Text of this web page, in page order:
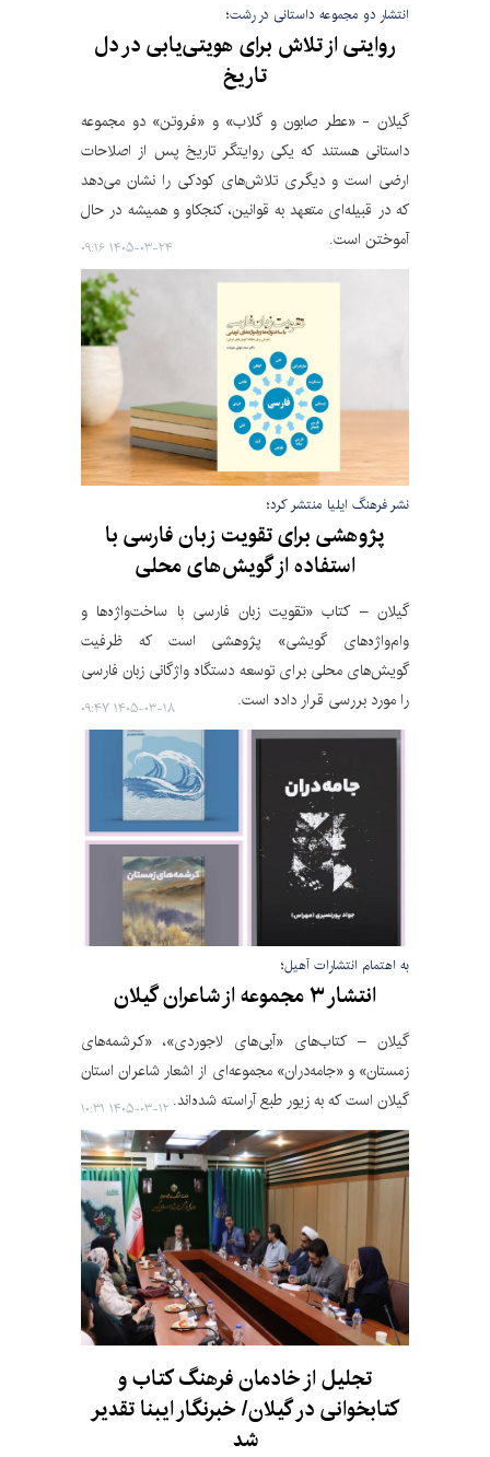
انتشار دو مجموعه داستانی در رشت؛
روایتی از تلاش برای هویتی‌یابی در دل
تاریخ
گیلان - «عطر صابون و گلاب» و «فروتن» دو مجموعه
داستانی هستند که یکی روایتگر تاریخ پس از اصلاحات
ارضی است و دیگری تلاش‌های کودکی را نشان می‌دهد
که در قبیله‌ای متعهد به قوانین، کنجکاو و همیشه در حال
آموختن است.
۱۴۰۵-۰۳-۲۴ ۰۹:۱۶
نشر فرهنگ ایلیا منتشر کرد؛
پژوهشی برای تقویت زبان فارسی با
استفاده از گویش‌های محلی
گیلان – کتاب «تقویت زبان فارسی با ساخت‌واژه‌ها و
وام‌واژه‌های گویشی» پژوهشی است که ظرفیت
گویش‌های محلی برای توسعه دستگاه واژگانی زبان فارسی
را مورد بررسی قرار داده است.
۱۴۰۵-۰۳-۱۸ ۰۹:۴۷
به اهتمام انتشارات آهیل؛
انتشار ۳ مجموعه ‌از شاعران گیلان
گیلان – کتاب‌های «آبی‌های لاجوردی»، «کرشمه‌های
زمستان» و «جامه‌دران» مجموعه‌ای از اشعار شاعران استان
گیلان است که به زیور طبع آراسته شده‌اند. ۱۴۰۵-۰۳-۱۲ ۱۰:۳۱
تجلیل از خادمان فرهنگ کتاب و
کتابخوانی در گیلان/ خبرنگار ایبنا تقدیر
شد